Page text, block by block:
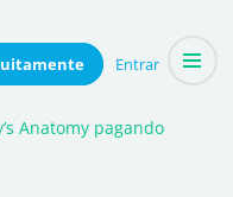
Entrar
coletivamente
Anatomy pagando